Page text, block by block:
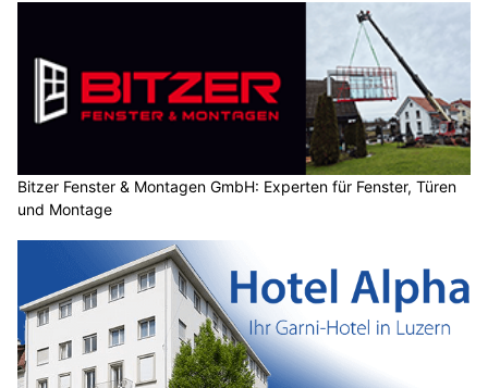
Bitzer Fenster & Montagen GmbH: Experten für Fenster, Türen
und Montage